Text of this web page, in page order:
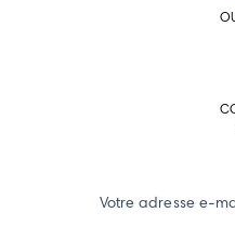
Votre adresse e-